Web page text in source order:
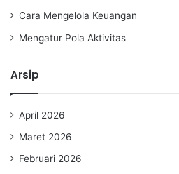
Cara Mengelola Keuangan
Mengatur Pola Aktivitas
Arsip
April 2026
Maret 2026
Februari 2026